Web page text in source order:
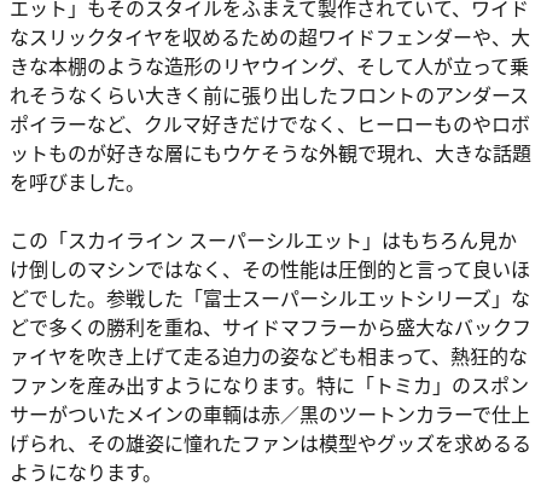
エット」もそのスタイルをふまえて製作されていて、ワイド
なスリックタイヤを収めるための超ワイドフェンダーや、大
きな本棚のような造形のリヤウイング、そして人が立って乗
れそうなくらい大きく前に張り出したフロントのアンダース
ポイラーなど、クルマ好きだけでなく、ヒーローものやロボ
ットものが好きな層にもウケそうな外観で現れ、大きな話題
を呼びました。
この「スカイライン スーパーシルエット」はもちろん見か
け倒しのマシンではなく、その性能は圧倒的と言って良いほ
どでした。参戦した「富士スーパーシルエットシリーズ」な
どで多くの勝利を重ね、サイドマフラーから盛大なバックフ
ァイヤを吹き上げて走る迫力の姿なども相まって、熱狂的な
ファンを産み出すようになります。特に「トミカ」のスポン
サーがついたメインの車輌は赤／黒のツートンカラーで仕上
げられ、その雄姿に憧れたファンは模型やグッズを求めるる
ようになります。